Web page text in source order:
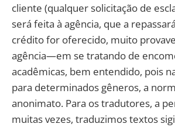
cliente (qualquer solicitação de
será feita à agência, que a
crédito for oferecido, muito
agência—em se tratando de
acadêmicas, bem entendido, pois
para determinados gêneros, a
anonimato. Para os tradutores, a
muitas vezes, traduzimos textos